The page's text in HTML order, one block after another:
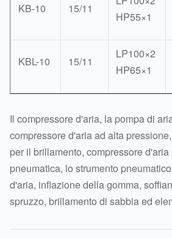
KB-10 15/11
HP55×1
KBL-10 15/11
LP100×2
HP65×1
Il compressore d'aria, la pompa di
compressore d'aria ad alta
per il brillamento, compressore
pneumatica, lo strumento
d'aria, inflazione della gomma,
spruzzo, brillamento di sabbia ed